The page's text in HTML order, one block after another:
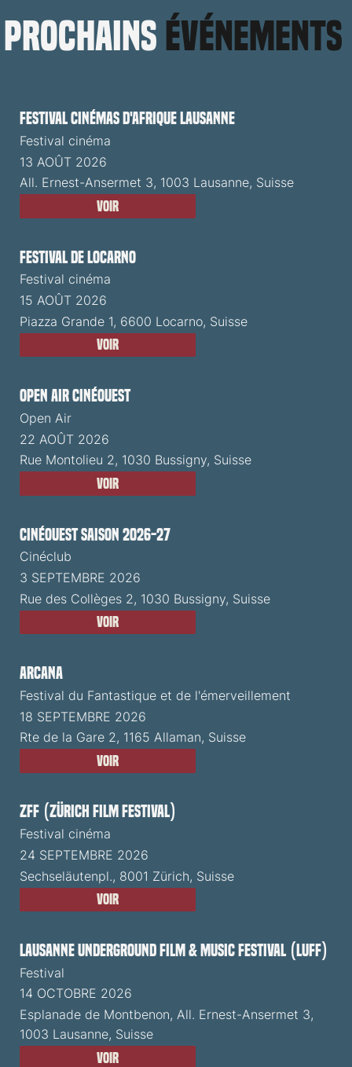
prochains événements
Festival cinémas d'Afrique Lausanne
Festival cinéma
13 AOÛT 2026
All. Ernest-Ansermet 3, 1003 Lausanne, Suisse
Voir
Festival de Locarno
Festival cinéma
15 AOÛT 2026
Piazza Grande 1, 6600 Locarno, Suisse
Voir
Open Air CinéOuest
Open Air
22 AOÛT 2026
Rue Montolieu 2, 1030 Bussigny, Suisse
Voir
CinéOuest Saison 2026-27
Cinéclub
3 SEPTEMBRE 2026
Rue des Collèges 2, 1030 Bussigny, Suisse
Voir
ARCANA
Festival du Fantastique et de l'émerveillement
18 SEPTEMBRE 2026
Rte de la Gare 2, 1165 Allaman, Suisse
Voir
ZFF (Zürich Film Festival)
Festival cinéma
24 SEPTEMBRE 2026
Sechseläutenpl., 8001 Zürich, Suisse
Voir
Lausanne Underground Film & Music Festival (LUFF)
Festival
14 OCTOBRE 2026
Esplanade de Montbenon, All. Ernest-Ansermet 3,
1003 Lausanne, Suisse
Voir